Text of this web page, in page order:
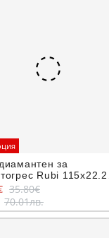
за
Rubi 115x22.23
Viper TVA
35.80€
70.01лв.